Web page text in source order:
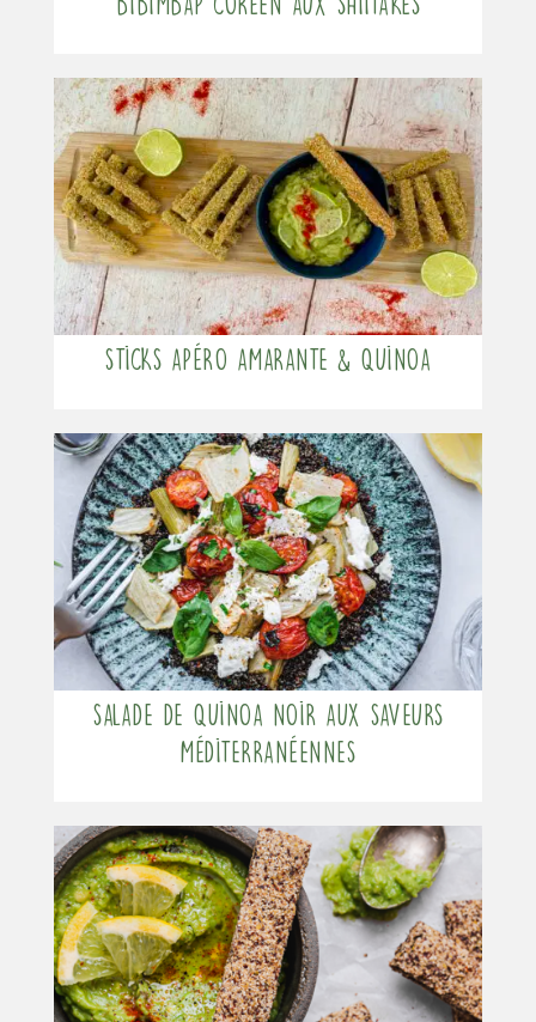
Sticks apéro amarante & quinoa
Salade de quinoa noir aux saveurs
méditerranéennes